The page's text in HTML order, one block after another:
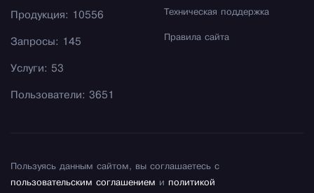
Техническая поддержка
Правила сайта
Продукция: 10556
Запросы: 145
Услуги: 53
Пользователи: 3651
Пользуясь данным сайтом, вы соглашаетесь с
пользовательским соглашением и политикой